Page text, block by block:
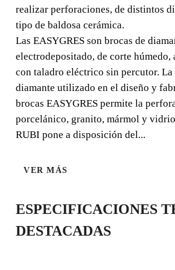
Los kits de brocas EASYGRES son
económica, para aquellos usuarios
perforaciones, de distintos
baldosa cerámica.
MATERIAL :
PORCELÁNI
TALADRO
realizar perforaciones, de distintos
tipo de baldosa cerámica.
Las EASYGRES son brocas de
electrodepositado, de corte
con taladro eléctrico sin percutor.
diamante utilizado en el diseño y
brocas EASYGRES permite la
porcelánico, granito, mármol y
RUBI pone a disposición del...
VER MÁS
ESPECIFICACIONES
DESTACADAS